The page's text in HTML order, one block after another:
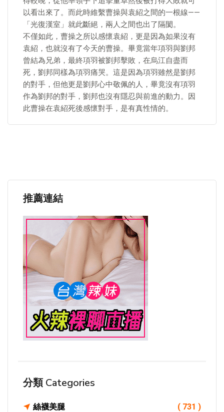
以看出來了。而此時維繫曹操與袁紹之間的一根線——
「光復漢室」就此斷絕，兩人之間也出了隔閡。
不僅如此，曹操之所以感懷袁紹，更是因為如果沒有
袁紹，也就沒有了今天的曹操。畢竟當年項羽與劉邦
曾結為兄弟，最終項羽被劉邦擊敗，在烏江自盡而
死，劉邦同樣為項羽痛哭。這是因為項羽雖然是劉邦
的對手，但他更是劉邦心中敬佩的人，畢竟沒有項羽
作為劉邦的對手，劉邦也沒有隱忍與前進的動力。因
此曹操在袁紹死後感懷對手，是有真性情的。
推薦連結
分類 Categories
絲襪美腿 ( 731 )